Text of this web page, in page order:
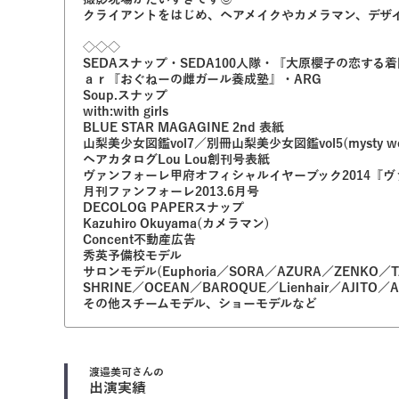
クライアントをはじめ、ヘアメイクやカメラマン、デ
◇◇◇
SEDAスナップ・SEDA100人隊・『大原櫻子の恋する
ａｒ『おぐねーの雌ガール養成塾』・ARG
Soup.スナップ
with:with girls
BLUE STAR MAGAGINE 2nd 表紙
山梨美少女図鑑vol7／別冊山梨美少女図鑑
ヘアカタログLou Lou創刊号表紙
ヴァンフォーレ甲府オフィシャルイヤーブック2014『
月刊ファンフォーレ2013.6月号
DECOLOG PAPERスナップ
Kazuhiro Okuyama(カメラマン)
Concent不動産広告
秀英予備校モデル
サロンモデル(Euphoria／SORA／AZURA／ZENKO
SHRINE／OCEAN／BAROQUE／Lienhair／AJITO
その他スチームモデル、ショーモデルなど
渡邉美可さんの
出演実績